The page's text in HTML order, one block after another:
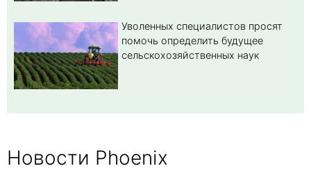
Уволенных специалистов просят
помочь определить будущее
сельскохозяйственных наук
Новости Phoenix